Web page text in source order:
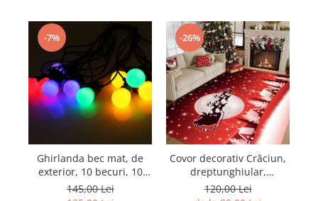
-7%
Ghirlanda bec mat, de
exterior, 10 becuri, 10
metri, diverse culori
145,00 Lei
-26%
Covor decorativ Crăciun,
dreptunghiular,
antiderapant, diverse
120,00 Lei